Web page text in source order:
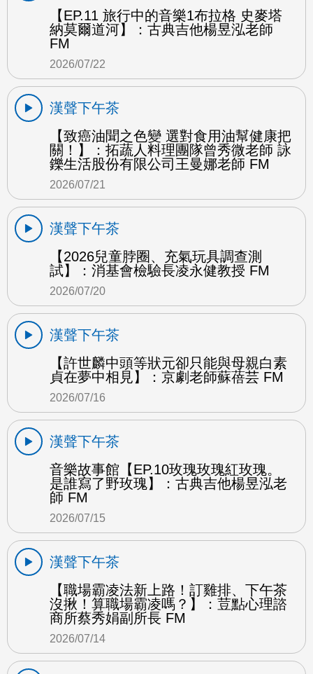
【EP.11 旅行中的音樂1布拉格 史麥塔
納莫爾道河】：古典吉他楊昱泓老師
FM
2026/07/22
漢聲下午茶
【致癌油聞之色變 選對食用油幫健康把
關！】：拓蔬人料理團隊曾秀微老師 詠
鑠生活股份有限公司王曼娜老師 FM
2026/07/21
漢聲下午茶
【2026兒童脖圈、充氣玩具調查測
試】：消基會檢驗長凌永健教授 FM
2026/07/20
漢聲下午茶
【許世麟中頭等狀元卻只能與母親白素
貞在夢中相見】：京劇老師蘇蓓芸 FM
2026/07/16
漢聲下午茶
音樂故事館【EP.10玫瑰玫瑰紅玫瑰。
是誰寫了野玫瑰】：古典吉他楊昱泓老
師 FM
2026/07/15
漢聲下午茶
【職場霸凌法新上路！訂雞排、下午茶
沒揪！算職場霸凌嗎？】：荳點心理諮
商所蔡秀娟副所長 FM
2026/07/14